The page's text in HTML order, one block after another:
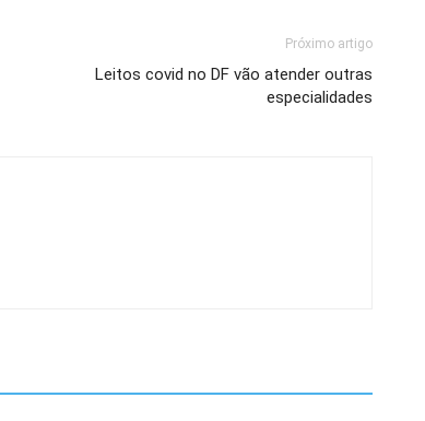
Próximo artigo
Leitos covid no DF vão atender outras
especialidades